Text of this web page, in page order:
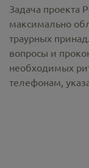
Задача проекта
максимально
траурных
вопросы и
необходимых
телефонам,